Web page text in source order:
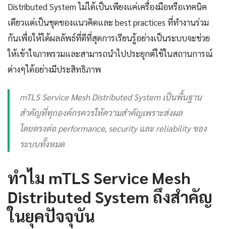
Distributed System ไม่ได้เป็นเพียงแค่เครื่องมือหรือเทคนิค
เดียวแต่เป็นชุดของแนวคิดและ best practices ที่ทำงานร่วม
กันเพื่อให้ได้ผลลัพธ์ที่ดีที่สุดการเรียนรู้อย่างเป็นระบบจะช่วย
ให้เข้าใจภาพรวมและสามารถนำไปประยุกต์ใช้ในสถานการณ์
ต่างๆได้อย่างมีประสิทธิภาพ
mTLS Service Mesh Distributed System เป็นพื้นฐาน
สำคัญที่ทุกองค์กรควรให้ความสำคัญเพราะส่งผล
โดยตรงต่อ performance, security และ reliability ของ
ระบบทั้งหมด
ทำไม mTLS Service Mesh
Distributed System ถึงสำคัญ
ในยุคปัจจุบัน